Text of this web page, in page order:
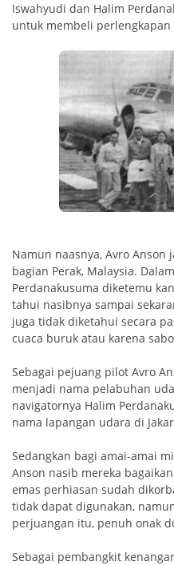
Iswahyudi dan Halim
untuk membeli
Namun naasnya, Avro
bagian Perak, Malaysia.
Perdanakusuma diketemu
tahui nasibnya sampai
juga tidak diketahui secara
cuaca buruk atau karena
Sebagai pejuang pilot Avro
menjadi nama pelabuhan
navigatornya Halim
nama lapangan udara di
Sedangkan bagi amai-amai
Anson nasib mereka
emas perhiasan sudah
tidak dapat digunakan,
perjuangan itu, penuh onak
Sebagai pembangkit